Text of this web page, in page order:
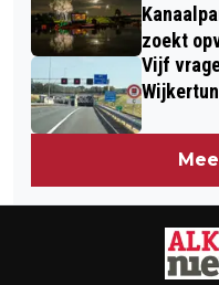
zoekt
Vijf